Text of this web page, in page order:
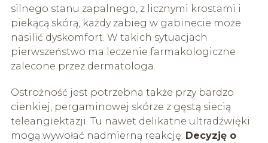
silnego stanu zapalnego, z licznymi krostami i
piekącą skórą, każdy zabieg w gabinecie może
nasilić dyskomfort. W takich sytuacjach
pierwszeństwo ma leczenie farmakologiczne
zalecone przez dermatologa.
Ostrożność jest potrzebna także przy bardzo
cienkiej, pergaminowej skórze z gęstą siecią
teleangiektazji. Tu nawet delikatne ultradźwięki
mogą wywołać nadmierną reakcję. Decyzję o